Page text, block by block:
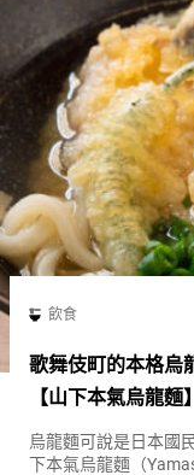
飲食
歌舞伎町的本格
【山下本氣烏龍麵】
烏龍麵可說是日本國
下本氣烏龍麵（